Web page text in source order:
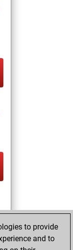
to provide
and to